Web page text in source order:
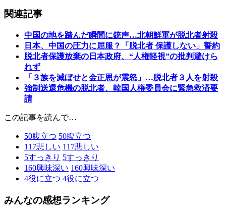
関連記事
中国の地を踏んだ瞬間に銃声…北朝鮮軍が脱北者射殺
日本、中国の圧力に屈服？「脱北者 保護しない」誓約
脱北者保護放棄の日本政府、“人権軽視”の批判避けら
れず
「３族を滅ぼせと金正恩が震怒」…脱北者３人を射殺
強制送還危機の脱北者、韓国人権委員会に緊急救済要
請
この記事を読んで…
50腹立つ 50腹立つ
117悲しい 117悲しい
5すっきり 5すっきり
160興味深い 160興味深い
4役に立つ 4役に立つ
みんなの感想ランキング